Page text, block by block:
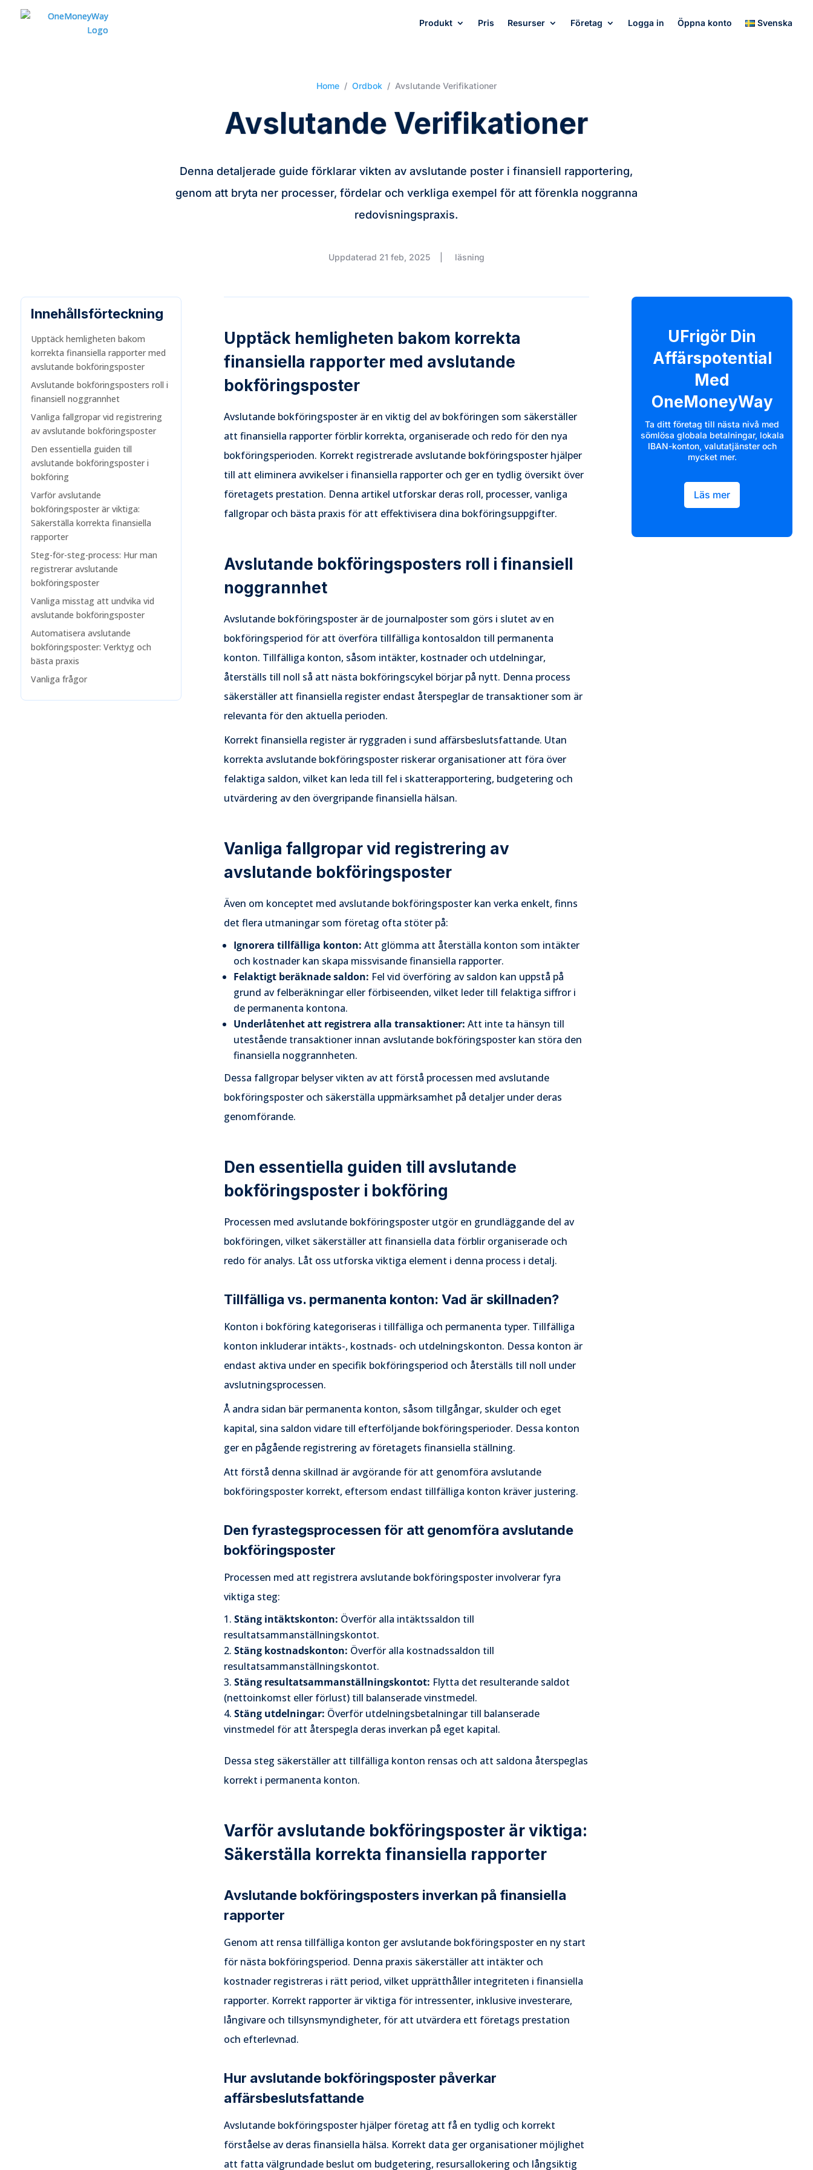
Produkt Pris Resurser Företag Logga in Öppna konto Svenska
Home / Ordbok / Avslutande Verifikationer
Avslutande Verifikationer
Denna detaljerade guide förklarar vikten av avslutande poster i finansiell rapportering,
genom att bryta ner processer, fördelar och verkliga exempel för att förenkla noggranna
redovisningspraxis.
Uppdaterad 21 feb, 2025 läsning
Innehållsförteckning
Upptäck hemligheten bakom
korrekta finansiella rapporter med
avslutande bokföringsposter
Avslutande bokföringsposters roll i
finansiell noggrannhet
Vanliga fallgropar vid registrering
av avslutande bokföringsposter
Den essentiella guiden till
avslutande bokföringsposter i
bokföring
Varför avslutande
bokföringsposter är viktiga:
Säkerställa korrekta finansiella
rapporter
Steg-för-steg-process: Hur man
registrerar avslutande
bokföringsposter
Vanliga misstag att undvika vid
avslutande bokföringsposter
Automatisera avslutande
bokföringsposter: Verktyg och
bästa praxis
Vanliga frågor
Upptäck hemligheten bakom korrekta
finansiella rapporter med avslutande
bokföringsposter
Avslutande bokföringsposter är en viktig del av bokföringen som säkerställer
att finansiella rapporter förblir korrekta, organiserade och redo för den nya
bokföringsperioden. Korrekt registrerade avslutande bokföringsposter hjälper
till att eliminera avvikelser i finansiella rapporter och ger en tydlig översikt över
företagets prestation. Denna artikel utforskar deras roll, processer, vanliga
fallgropar och bästa praxis för att effektivisera dina bokföringsuppgifter.
Avslutande bokföringsposters roll i finansiell
noggrannhet
Avslutande bokföringsposter är de journalposter som görs i slutet av en
bokföringsperiod för att överföra tillfälliga kontosaldon till permanenta
konton. Tillfälliga konton, såsom intäkter, kostnader och utdelningar,
återställs till noll så att nästa bokföringscykel börjar på nytt. Denna process
säkerställer att finansiella register endast återspeglar de transaktioner som är
relevanta för den aktuella perioden.
Korrekt finansiella register är ryggraden i sund affärsbeslutsfattande. Utan
korrekta avslutande bokföringsposter riskerar organisationer att föra över
felaktiga saldon, vilket kan leda till fel i skatterapportering, budgetering och
utvärdering av den övergripande finansiella hälsan.
Vanliga fallgropar vid registrering av
avslutande bokföringsposter
Även om konceptet med avslutande bokföringsposter kan verka enkelt, finns
det flera utmaningar som företag ofta stöter på:
Ignorera tillfälliga konton: Att glömma att återställa konton som intäkter
och kostnader kan skapa missvisande finansiella rapporter.
Felaktigt beräknade saldon: Fel vid överföring av saldon kan uppstå på
grund av felberäkningar eller förbiseenden, vilket leder till felaktiga siffror i
de permanenta kontona.
Underlåtenhet att registrera alla transaktioner: Att inte ta hänsyn till
utestående transaktioner innan avslutande bokföringsposter kan störa den
finansiella noggrannheten.
Dessa fallgropar belyser vikten av att förstå processen med avslutande
bokföringsposter och säkerställa uppmärksamhet på detaljer under deras
genomförande.
Den essentiella guiden till avslutande
bokföringsposter i bokföring
Processen med avslutande bokföringsposter utgör en grundläggande del av
bokföringen, vilket säkerställer att finansiella data förblir organiserade och
redo för analys. Låt oss utforska viktiga element i denna process i detalj.
Tillfälliga vs. permanenta konton: Vad är skillnaden?
Konton i bokföring kategoriseras i tillfälliga och permanenta typer. Tillfälliga
konton inkluderar intäkts-, kostnads- och utdelningskonton. Dessa konton är
endast aktiva under en specifik bokföringsperiod och återställs till noll under
avslutningsprocessen.
Å andra sidan bär permanenta konton, såsom tillgångar, skulder och eget
kapital, sina saldon vidare till efterföljande bokföringsperioder. Dessa konton
ger en pågående registrering av företagets finansiella ställning.
Att förstå denna skillnad är avgörande för att genomföra avslutande
bokföringsposter korrekt, eftersom endast tillfälliga konton kräver justering.
Den fyrastegsprocessen för att genomföra avslutande
bokföringsposter
Processen med att registrera avslutande bokföringsposter involverar fyra
viktiga steg:
Stäng intäktskonton: Överför alla intäktssaldon till
resultatsammanställningskontot.
Stäng kostnadskonton: Överför alla kostnadssaldon till
resultatsammanställningskontot.
Stäng resultatsammanställningskontot: Flytta det resulterande saldot
(nettoinkomst eller förlust) till balanserade vinstmedel.
Stäng utdelningar: Överför utdelningsbetalningar till balanserade
vinstmedel för att återspegla deras inverkan på eget kapital.
Dessa steg säkerställer att tillfälliga konton rensas och att saldona återspeglas
korrekt i permanenta konton.
Varför avslutande bokföringsposter är viktiga:
Säkerställa korrekta finansiella rapporter
Avslutande bokföringsposters inverkan på finansiella
rapporter
Genom att rensa tillfälliga konton ger avslutande bokföringsposter en ny start
för nästa bokföringsperiod. Denna praxis säkerställer att intäkter och
kostnader registreras i rätt period, vilket upprätthåller integriteten i finansiella
rapporter. Korrekt rapporter är viktiga för intressenter, inklusive investerare,
långivare och tillsynsmyndigheter, för att utvärdera ett företags prestation
och efterlevnad.
Hur avslutande bokföringsposter påverkar
affärsbeslutsfattande
Avslutande bokföringsposter hjälper företag att få en tydlig och korrekt
förståelse av deras finansiella hälsa. Korrekt data ger organisationer möjlighet
att fatta välgrundade beslut om budgetering, resursallokering och långsiktig
UFrigör Din
Affärspotential
Med
OneMoneyWay
Ta ditt företag till nästa nivå med
sömlösa globala betalningar, lokala
IBAN-konton, valutatjänster och
mycket mer.
Läs mer